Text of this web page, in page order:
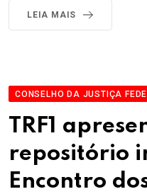
LEIA MAIS
CONSELHO DA JUSTIÇA
TRF1
repositório
Encontro